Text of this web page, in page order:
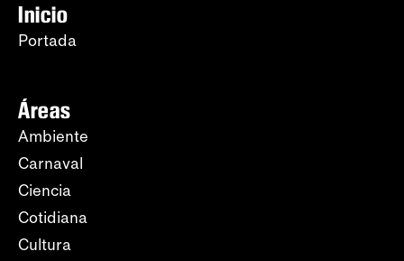
Inicio
Portada
Áreas
Ambiente
Carnaval
Ciencia
Cotidiana
Cultura